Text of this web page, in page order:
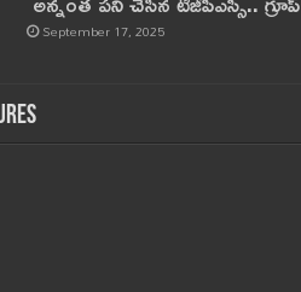
September 17, 2025